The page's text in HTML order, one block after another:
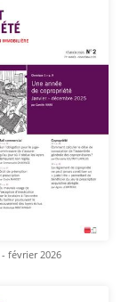
- février 2026